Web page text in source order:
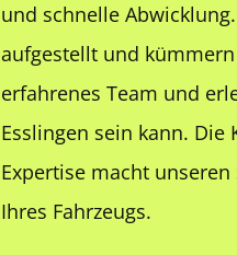
und schnelle
aufgestellt und
erfahrenes Team und
Esslingen sein kann.
Expertise macht
Ihres Fahrzeugs.